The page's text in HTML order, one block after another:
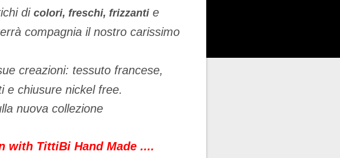
di colori, freschi, frizzantie
compagnia il nostro carissimo
creazioni: tessuto francese,
e chiusure nickel free.
nuova collezione
with TittiBi Hand Made ....